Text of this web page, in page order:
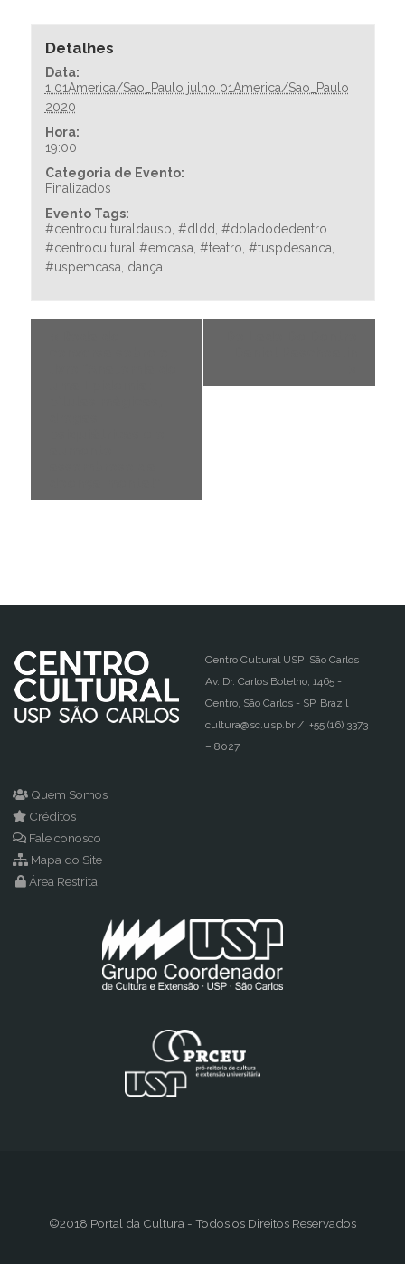
Detalhes
Data:
1 01America/Sao_Paulo julho 01America/Sao_Paulo
2020
Hora:
19:00
Categoria de Evento:
Finalizados
Evento Tags:
#centroculturaldausp, #dldd, #doladodedentro
#centrocultural #emcasa, #teatro, #tuspdesanca,
#uspemcasa, dança
Centro Cultural USP São Carlos
Av. Dr. Carlos Botelho, 1465 -
Centro, São Carlos - SP, Brazil
cultura@sc.usp.br / +55 (16) 3373
– 8027
Quem Somos
Créditos
Fale conosco
Mapa do Site
Área Restrita
©2018 Portal da Cultura - Todos os Direitos Reservados